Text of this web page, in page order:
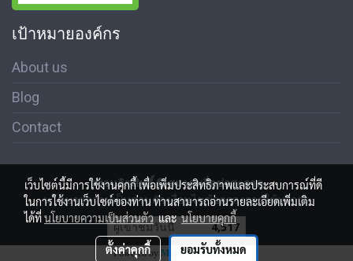
เป้าหมายองค์กร
About us
Blog
Contact
สงวนลิขสิทธิ์ © สมาคมสื่อช่อสะอาด
นโนบายความเป็นส่วนตัว เงื่อนไขข้อตกลงการใช้บริการ
ผู้เข้าชมวันนี้ 4,517
Powered by MakeWebEasy.com
เว็บไซต์นี้มีการใช้งานคุกกี้ เพื่อเพิ่มประสิทธิภาพและประสบการณ์ที่ดี
ในการใช้งานเว็บไซต์ของท่าน ท่านสามารถอ่านรายละเอียดเพิ่มเติม
ได้ที่นโยบายความเป็นส่วนตัวและนโยบายคุกกี้
ตั้งค่าคุกกี้ ยอมรับทั้งหมด